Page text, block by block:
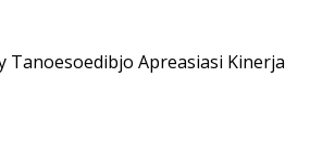
Tanoesoedibjo Apreasiasi Kinerja